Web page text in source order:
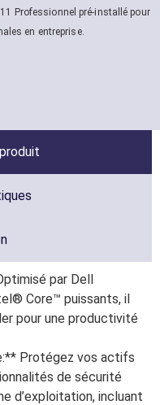
Professionnel pré-installé pour
en entreprise.
par Dell
Core™ puissants, il
pour une productivité
Protégez vos actifs
de sécurité
d’exploitation, incluant